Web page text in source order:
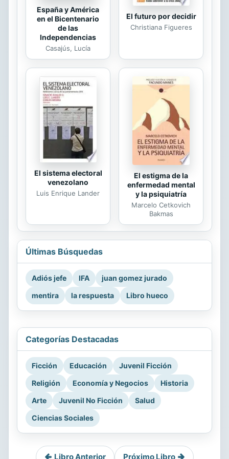
España y América
en el Bicentenario
de las
Independencias
Casajús, Lucía
El futuro por decidir
Christiana Figueres
El sistema electoral
venezolano
Luis Enrique Lander
El estigma de la
enfermedad mental
y la psiquiatría
Marcelo Cetkovich
Bakmas
Últimas Búsquedas
Adiós jefe IFA
juan gomez jurado
mentira
la respuesta Libro hueco
Categorías Destacadas
Ficción Educación
Juvenil Ficción
Religión
Economía y Negocios
Historia
Arte
Juvenil No Ficción
Salud
Ciencias Sociales
Libro Anterior Próximo Libro